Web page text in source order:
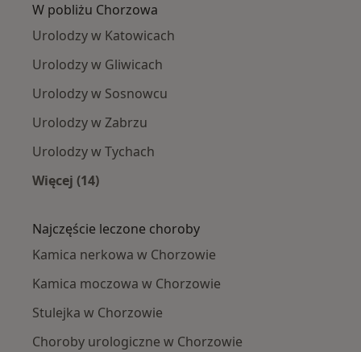
W pobliżu Chorzowa
Urolodzy w Katowicach
Urolodzy w Gliwicach
Urolodzy w Sosnowcu
Urolodzy w Zabrzu
Urolodzy w Tychach
Więcej (14)
Najczęście leczone choroby
Kamica nerkowa w Chorzowie
Kamica moczowa w Chorzowie
Stulejka w Chorzowie
Choroby urologiczne w Chorzowie